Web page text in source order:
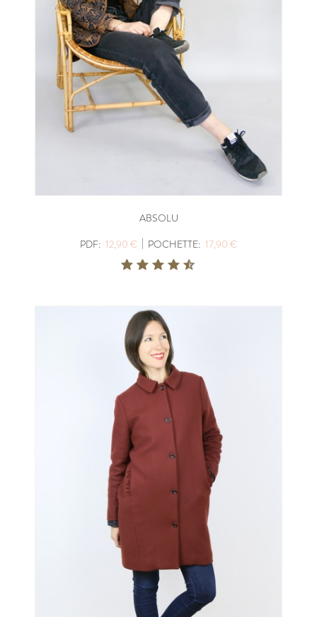
ABSOLU
PDF: 12,90 € | POCHETTE: 17,90 €